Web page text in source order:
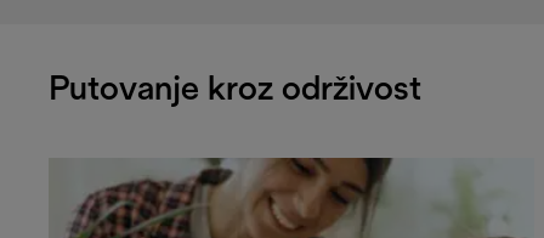
Putovanje kroz održivost